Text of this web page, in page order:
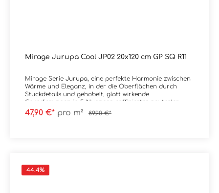
Mirage Jurupa Cool JP02 20x120 cm GP SQ R11
Mirage Serie Jurupa, eine perfekte Harmonie zwischen
Wärme und Eleganz, in der die Oberflächen durch
Stuckdetails und gehobelt, glatt wirkende
Grundierungen in 5 Nuancen raffinierter neutraler
Farbtöne bereichert werden.
Material: FeinsteinzeugFormat: 20x120 cmStärke: 9
47,90 €* pro m² 89,90 €*
44.4%